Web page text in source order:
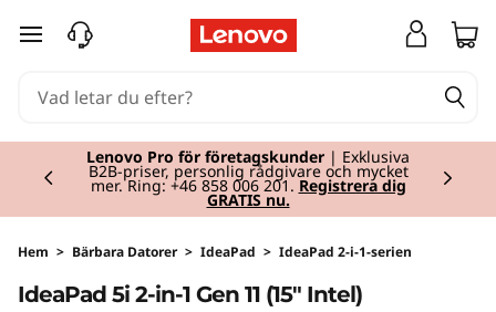
P
a
hoppa vidare till huvudinnehållet
Lenovo Pro för företagskunder | Exklusiva
B2B-priser, personlig rådgivare och mycket
mer. Ring: +46 858 006 201. Registrera dig
GRATIS nu.
Currently displaying item 2 of 2
Hem > Bärbara Datorer > IdeaPad > IdeaPad 2-i-1-serien
IdeaPad 5i 2-in-1 Gen 11 (15" Intel)